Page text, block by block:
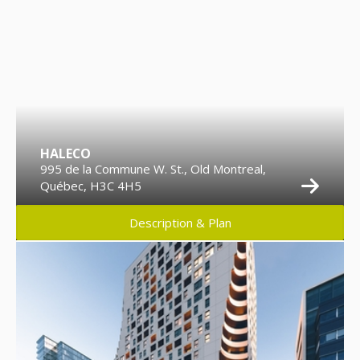
HALECO
995 de la Commune W. St., Old Montreal,
Québec, H3C 4H5
Description & Plan